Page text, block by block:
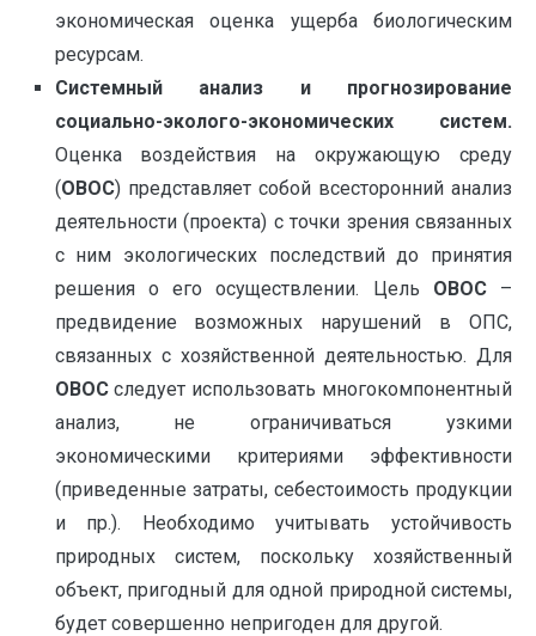
экономическая оценка ущерба биологическим
ресурсам.
Системный анализ и прогнозирование
социально-эколого-экономических систем.
Оценка воздействия на окружающую среду
(ОВОС) представляет собой всесторонний анализ
деятельности (проекта) с точки зрения связанных
с ним экологических последствий до принятия
решения о его осуществлении. Цель ОВОС –
предвидение возможных нарушений в ОПС,
связанных с хозяйственной деятельностью. Для
ОВОСследует использовать многокомпонентный
анализ, не ограничиваться узкими
экономическими критериями эффективности
(приведенные затраты, себестоимость продукции
и пр.). Необходимо учитывать устойчивость
природных систем, поскольку хозяйственный
объект, пригодный для одной природной системы,
будет совершенно непригоден для другой.